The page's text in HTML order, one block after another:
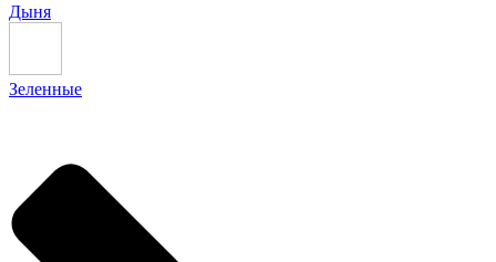
Дыня
Зеленные